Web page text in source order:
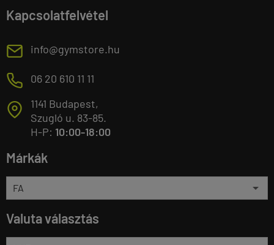
Kapcsolatfelvétel
E info@gymstore.hu
M 06 20 610 11 11
T
1141 Budapest,
Szugló u. 83-85.
H-P: 10:00-18:00
Márkák
Valuta választás